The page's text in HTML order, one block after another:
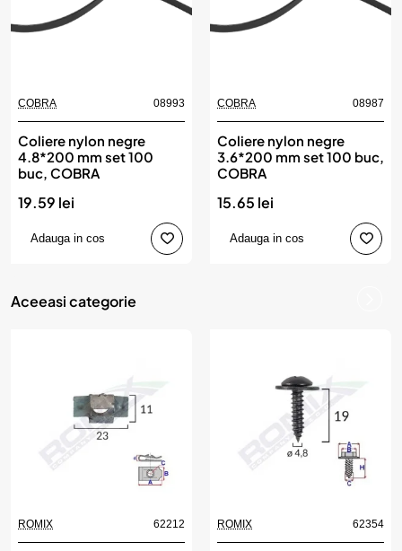
COBRA 08993
Coliere nylon negre
4.8*200 mm set 100
buc, COBRA
19.59 lei
Adauga in cos
COBRA 08987
Coliere nylon negre
3.6*200 mm set 100 buc,
COBRA
15.65 lei
Adauga in cos
Aceeasi categorie
ROMIX 62212 ROMIX 62354